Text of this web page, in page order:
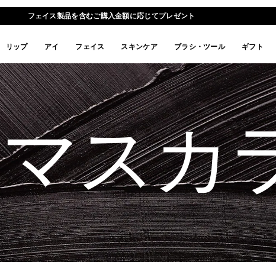
フェイス製品を含むご購入金額に応じてプレゼント
リップ アイ フェイス スキンケア ブラシ・ツール ギフト
マスカ